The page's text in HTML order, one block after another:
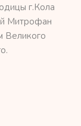
г.Кола
Митрофан
Великого